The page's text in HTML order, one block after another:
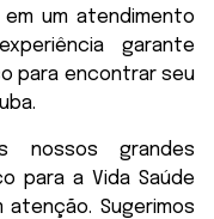
um atendimento
garante
para encontrar seu
nossos grandes
para a Vida Saúde
atenção. Sugerimos